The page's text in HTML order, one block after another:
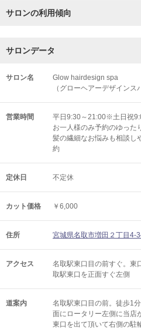
サロンの利用傾向
サロンデータ
サロン名
Glow hairdesign spa
（グローヘアーデザインス
営業時間
平日9:30～21:00※土日祝
お一人様のみ予約のゆった
髪の繊細なお悩みも相談
約
定休日 不定休
カット価格 ￥6,000
住所 宮城県名取市増田２丁目4-
アクセス
名取駅東口目の前すぐ。東
取駅東口を正面すぐ左側
道案内
名取駅東口目の前。徒歩1
面にロータリー左側に当店
東口を出て頂いて右側の